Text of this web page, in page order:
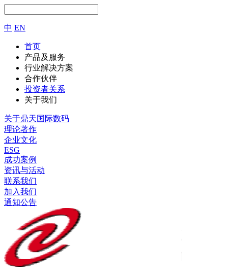
中 EN
首页
产品及服务
行业解决方案
合作伙伴
投资者关系
关于我们
关于鼎天国际数码
理论著作
企业文化
ESG
成功案例
资讯与活动
联系我们
加入我们
通知公告